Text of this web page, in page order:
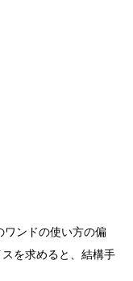
ンドの使い方の偏
を求めると、結構手